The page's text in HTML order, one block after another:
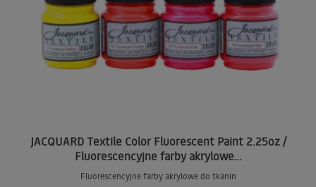
JACQUARD Textile Color Fluorescent Paint 2.25oz /
Fluorescencyjne farby akrylowe...
Fluorescencyjne farby akrylowe do tkanin